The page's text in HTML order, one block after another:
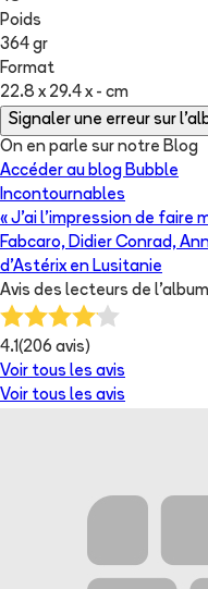
Poids
364 gr
Format
22.8 x 29.4 x - cm
Signaler une erreur sur
On en parle sur notre Blog
Accéder au blog Bubble
Incontournables
« J’ai l’impression de faire
Fabcaro, Didier Conrad,
d’Astérix en Lusitanie
Avis des lecteurs de l'album
4.1(206 avis)
Voir tous les avis
Voir tous les avis